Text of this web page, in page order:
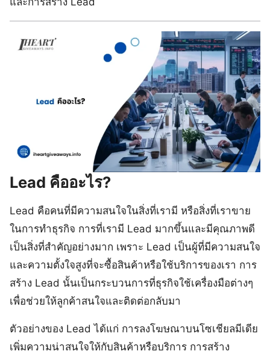
Lead คืออะไร?
Lead คือคนที่มีความสนใจในสิ่งที่เรามี หรือสิ่งที่เราขาย
ในการทำธุรกิจ การที่เรามี Lead มากขึ้นและมีคุณภาพดี
เป็นสิ่งที่สำคัญอย่างมาก เพราะ Lead เป็นผู้ที่มีความสนใจ
และความตั้งใจสูงที่จะซื้อสินค้าหรือใช้บริการของเรา การ
สร้าง Lead นั้นเป็นกระบวนการที่ธุรกิจใช้เครื่องมือต่างๆ
เพื่อช่วยให้ลูกค้าสนใจและติดต่อกลับมา
ตัวอย่างของ Lead ได้แก่ การลงโฆษณาบนโซเชียลมีเดีย
เพิ่มความน่าสนใจให้กับสินค้าหรือบริการ การสร้าง